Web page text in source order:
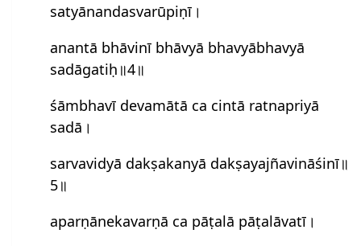
satyānandasvarūpiṇī।
anantā bhāvinī bhāvyā bhavyābhavyā
sadāgatiḥ॥4॥
śāmbhavī devamātā ca cintā rat‍‌napriyā
sadā।
sarvavidyā dakṣakanyā dakṣayajñavināśinī॥
5॥
aparṇānekavarṇā ca pāṭalā pāṭalāvatī।